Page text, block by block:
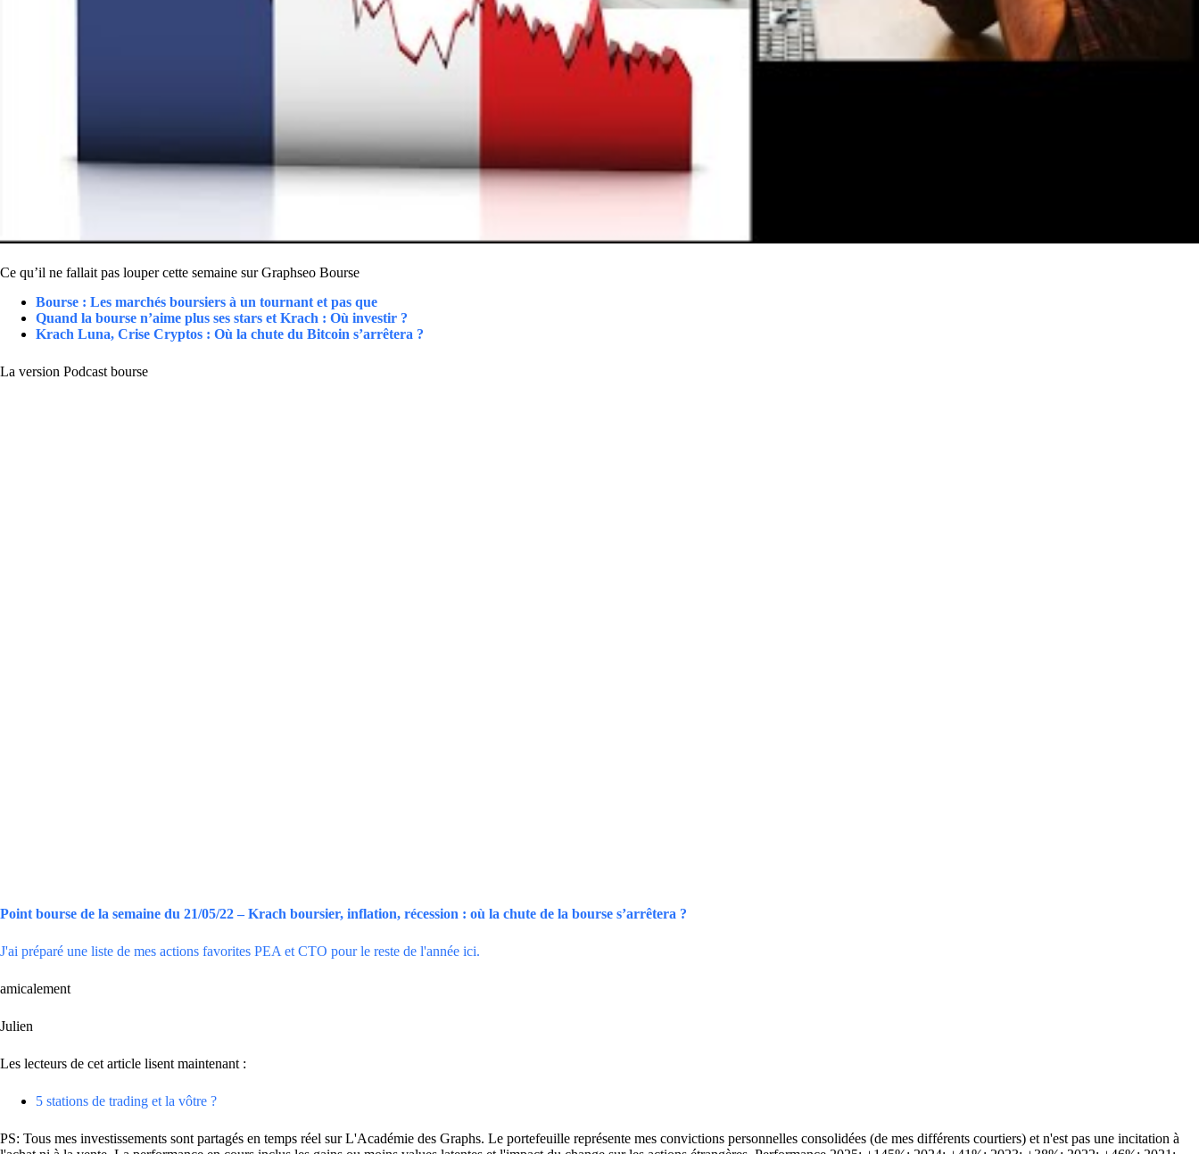
Ce qu’il ne fallait pas louper cette semaine sur Graphseo Bourse
Bourse : Les marchés boursiers à un tournant et pas que
Quand la bourse n’aime plus ses stars et Krach : Où investir ?
Krach Luna, Crise Cryptos : Où la chute du Bitcoin s’arrêtera ?
La version Podcast bourse
Point bourse de la semaine du 21/05/22 – Krach boursier, inflation, récession : où la chute de la bourse s’arrêtera ?
J'ai préparé une liste de mes actions favorites PEA et CTO pour le reste de l'année ici.
amicalement
Julien
Les lecteurs de cet article lisent maintenant :
5 stations de trading et la vôtre ?
PS: Tous mes investissements sont partagés en temps réel sur L'Académie des Graphs. Le portefeuille représente mes convictions personnelles consolidées (de mes différents courtiers) et n'est pas une incitation à